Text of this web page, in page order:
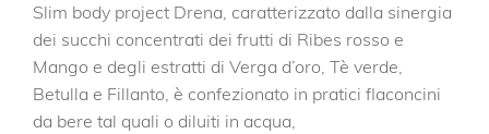
Slim body project Drena, caratterizzato dalla sinergia
dei succhi concentrati dei frutti di Ribes rosso e
Mango e degli estratti di Verga d’oro, Tè verde,
Betulla e Fillanto, è confezionato in pratici flaconcini
da bere tal quali o diluiti in acqua,